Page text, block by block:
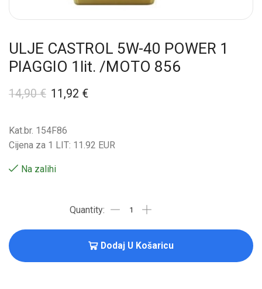
ULJE CASTROL 5W-40 POWER 1
PIAGGIO 1lit. /MOTO 856
14,90€ 11,92 €
Kat.br. 154F86
Cijena za 1 LIT: 11.92 EUR
Na zalihi
Dodaj U Košaricu